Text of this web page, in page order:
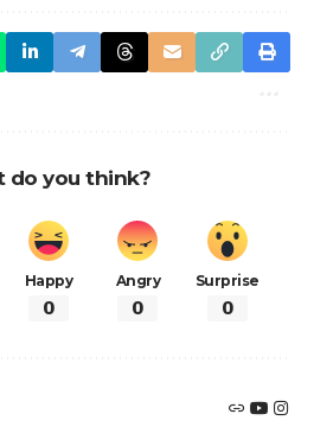
do you think?
Happy
0
Angry
0
Surprise
0